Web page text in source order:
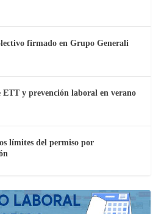
firmado en Grupo Generali
ETT y prevención laboral en verano
límites del permiso por